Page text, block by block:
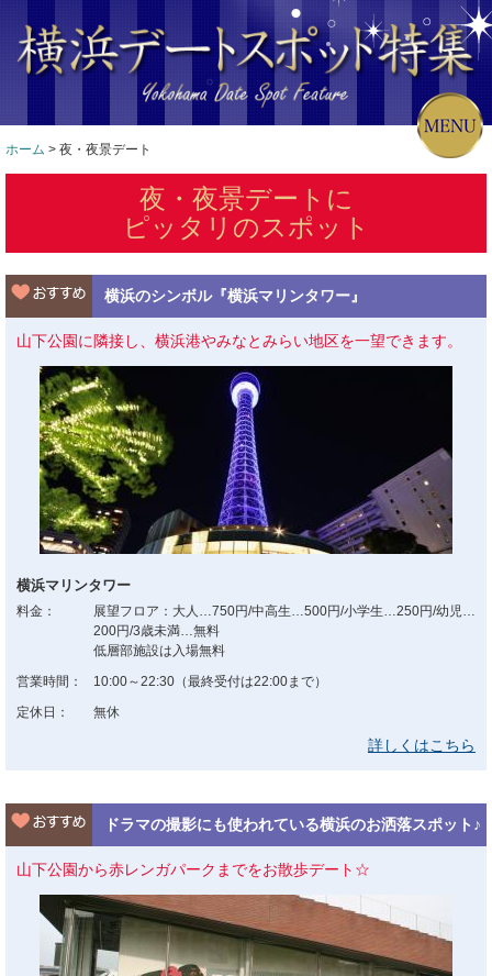
ホーム > 夜・夜景デート
夜・夜景デートに
ピッタリのスポット
横浜のシンボル『横浜マリンタワー』
山下公園に隣接し、横浜港やみなとみらい地区を一望できます。
横浜マリンタワー
料金：
展望フロア：大人…750円/中高生…500円/小学生…250円/幼児…
200円/3歳未満…無料
低層部施設は入場無料
営業時間：
10:00～22:30（最終受付は22:00まで）
定休日：
無休
詳しくはこちら
ドラマの撮影にも使われている横浜のお洒落スポット♪
山下公園から赤レンガパークまでをお散歩デート☆